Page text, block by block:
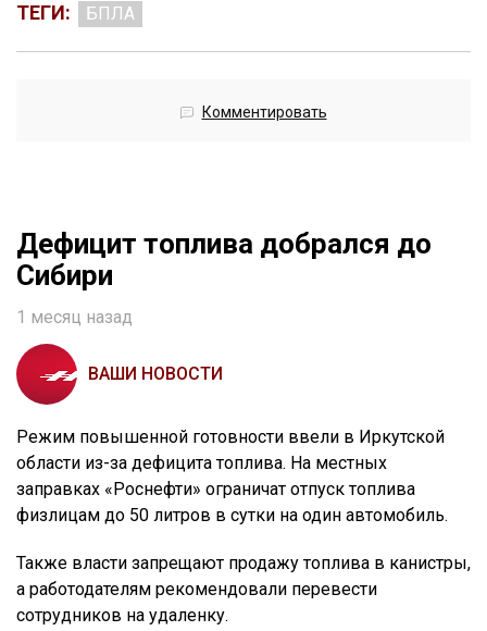
ТЕГИ: БПЛА
Комментировать
Дефицит топлива добрался до
Сибири
1 месяц назад
ВАШИ НОВОСТИ
Режим повышенной готовности ввели в Иркутской
области из-за дефицита топлива. На местных
заправках «Роснефти» ограничат отпуск топлива
физлицам до 50 литров в сутки на один автомобиль.
Также власти запрещают продажу топлива в канистры,
а работодателям рекомендовали перевести
сотрудников на удаленку.